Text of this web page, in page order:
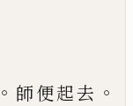
。 師便起去 。